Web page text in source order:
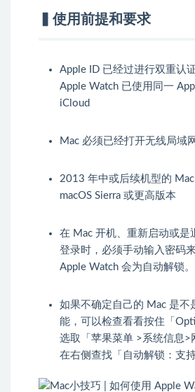
▍使用前提和要求
Apple ID 已经过进行双重认
Apple Watch 已使用同一
iCloud
Mac 必须已经打开无线局域
2013 年中或后续机型的
macOS Sierra 或更高版本
在 Mac 开机、重新启动或是
登录时，必须手动输入密码
Apple Watch 会为自动解锁。
如果不确定自己的 Mac 是不
能，可以检查看看按住「
选取「苹果菜单 >系统信息>
在右侧查找「自动解锁：支